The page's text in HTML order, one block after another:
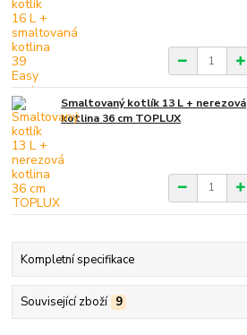
Smaltovaný kotlík 13 L + nerezová
kotlina 36 cm TOPLUX
Kompletní specifikace
Související zboží 9